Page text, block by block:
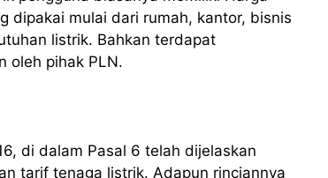
dipakai mulai dari rumah, kantor, bisnis
listrik. Bahkan terdapat
oleh pihak PLN.
di dalam Pasal 6 telah dijelaskan
tarif tenaga listrik. Adapun rinciannya